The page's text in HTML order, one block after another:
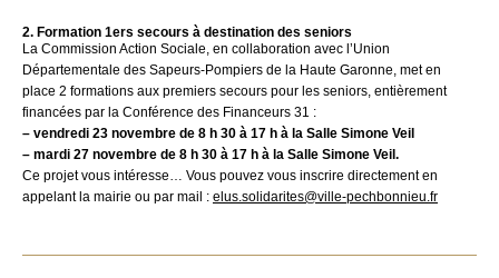
2. Formation 1ers secours à destination des seniors
La Commission Action Sociale, en collaboration avec l’Union
Départementale des Sapeurs-Pompiers de la Haute Garonne, met en
place 2 formations aux premiers secours pour les seniors, entièrement
financées par la Conférence des Financeurs 31 :
– vendredi 23 novembre de 8 h 30 à 17 h à la Salle Simone Veil
– mardi 27 novembre de 8 h 30 à 17 h à la Salle Simone Veil.
Ce projet vous intéresse… Vous pouvez vous inscrire directement en
appelant la mairie ou par mail : elus.solidarites@ville-pechbonnieu.fr